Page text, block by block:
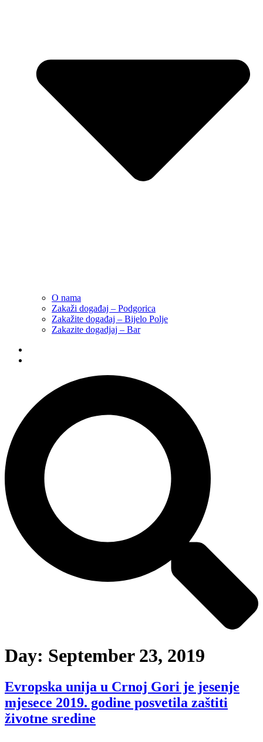
O nama
Zakaži događaj – Podgorica
Zakažite događaj – Bijelo Polje
Zakazite dogadjaj – Bar
Day: September 23, 2019
Evropska unija u Crnoj Gori je jesenje
mjesece 2019. godine posvetila zaštiti
životne sredine